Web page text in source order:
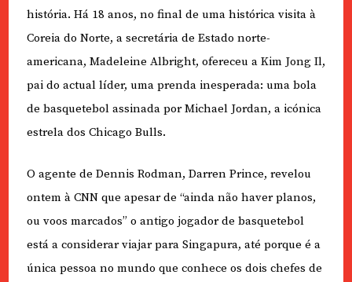
história. Há 18 anos, no final de uma histórica visita à
Coreia do Norte, a secretária de Estado norte-
americana, Madeleine Albright, ofereceu a Kim Jong Il,
pai do actual líder, uma prenda inesperada: uma bola
de basquetebol assinada por Michael Jordan, a icónica
estrela dos Chicago Bulls.
O agente de Dennis Rodman, Darren Prince, revelou
ontem à CNN que apesar de “ainda não haver planos,
ou voos marcados” o antigo jogador de basquetebol
está a considerar viajar para Singapura, até porque é a
única pessoa no mundo que conhece os dois chefes de